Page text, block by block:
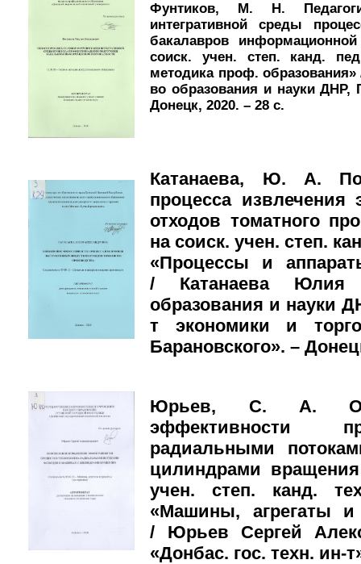
Фунтиков, М. Н.
интегративной среды
бакалавров
соиск. учен. степ. канд.
методика проф.
во образования и науки
Донецк, 2020. – 28 с.
Катанаева, Ю. А.
процесса извлечения
отходов томатного
на соиск. учен. степ.
«Процессы и
/ Катанаева Юлия
образования и науки
т экономики и
Барановского». –
Юрьев, С. А.
эффективности
радиальными
цилиндрами
учен. степ. канд.
«Машины, агрегаты
/ Юрьев Сергей
«Донбас. гос. техн. ин-